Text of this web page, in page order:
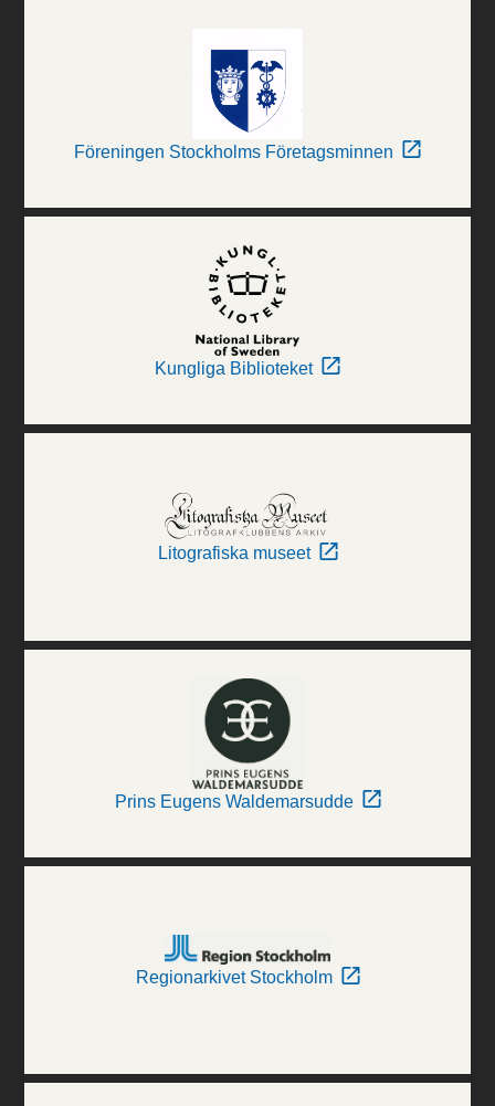
Föreningen Stockholms Företagsminnen
Kungliga Biblioteket
Litografiska museet
Prins Eugens Waldemarsudde
Regionarkivet Stockholm